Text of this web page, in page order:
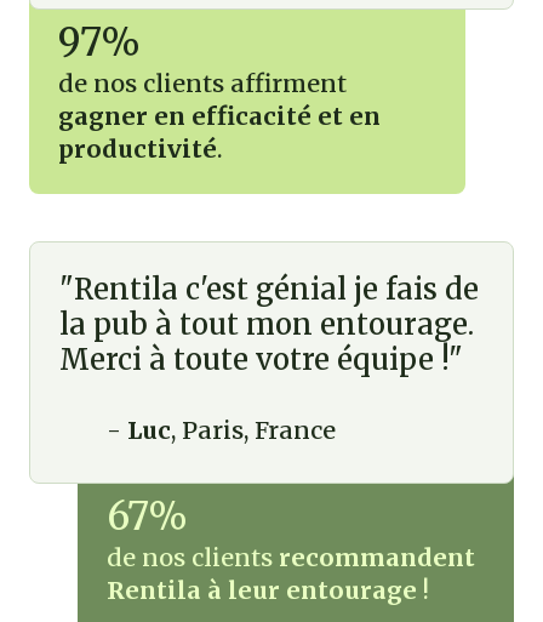
97%
de nos clients affirment
gagner en efficacité et en
productivité.
"Rentila c'est génial je fais de
la pub à tout mon entourage.
Merci à toute votre équipe !"
- Luc, Paris, France
67%
de nos clients recommandent
Rentila à leur entourage !